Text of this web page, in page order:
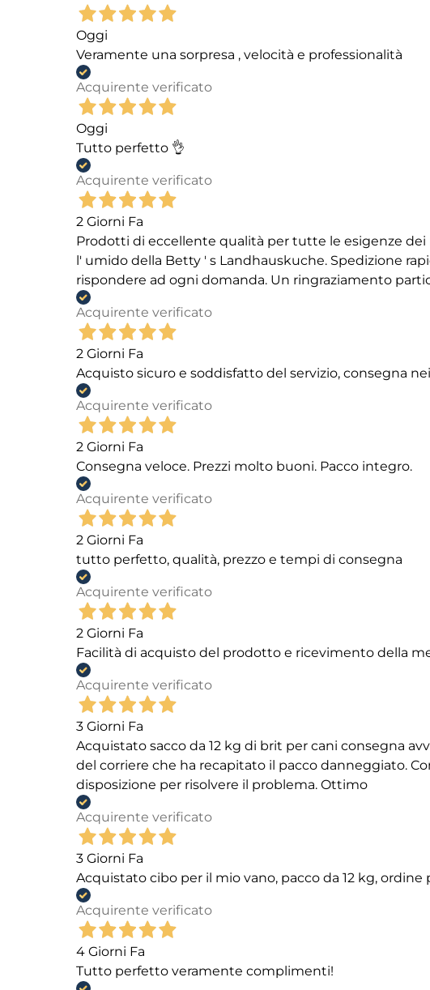
Oggi
Veramente una sorpresa , velocità e professionalità
Acquirente verificato
Oggi
Tutto perfetto 👌
Acquirente verificato
2 Giorni Fa
Prodotti di eccellente qualità per tutte le esigenze dei
l' umido della Betty ' s Landhauskuche. Spedizione
rispondere ad ogni domanda. Un ringraziamento
Acquirente verificato
2 Giorni Fa
Acquisto sicuro e soddisfatto del servizio, consegna
Acquirente verificato
2 Giorni Fa
Consegna veloce. Prezzi molto buoni. Pacco integro.
Acquirente verificato
2 Giorni Fa
tutto perfetto, qualità, prezzo e tempi di consegna
Acquirente verificato
2 Giorni Fa
Facilità di acquisto del prodotto e ricevimento della
Acquirente verificato
3 Giorni Fa
Acquistato sacco da 12 kg di brit per cani consegna
del corriere che ha recapitato il pacco danneggiato.
disposizione per risolvere il problema. Ottimo
Acquirente verificato
3 Giorni Fa
Acquistato cibo per il mio vano, pacco da 12 kg,
Acquirente verificato
4 Giorni Fa
Tutto perfetto veramente complimenti!